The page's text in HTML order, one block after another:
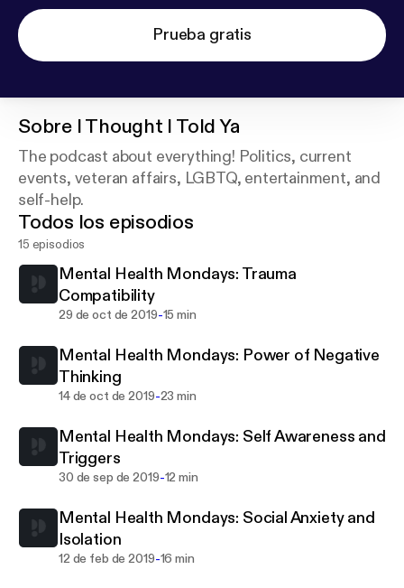
Prueba gratis
Sobre I Thought I Told Ya
The podcast about everything! Politics, current
events, veteran affairs, LGBTQ, entertainment, and
self-help.
Todos los episodios
15 episodios
Mental Health Mondays: Trauma
Compatibility
29 de oct de 2019-15 min
Mental Health Mondays: Power of Negative
Thinking
14 de oct de 2019-23 min
Mental Health Mondays: Self Awareness and
Triggers
30 de sep de 2019-12 min
Mental Health Mondays: Social Anxiety and
Isolation
12 de feb de 2019-16 min